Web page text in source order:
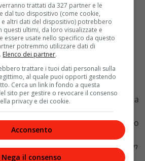
Meloni
Turetta proseguono senza sosta.
giovane è stata localizzata in
12 novembre. I sistemi di
immortalato l’auto di Turetta a
ma anche inCarinzia. Non ci
il momento, elementi che provino
Ho seguito con apprensione gli
e, fino alla fine, ho sperato in un
scritto su Facebook la premier
trattati da 327 partner e le
dal tuo dispositivo (come cookie,
altri dati del dispositivo) potrebbero
questi ultimi, da loro visualizzate e
essere usate nello specifico da questo
potremmo utilizzare dati di
Elenco dei partner.
trattare i tuoi dati personali sulla
al quale puoi opporti gestendo
Cerca un link in fondo a questa
sito per gestire o revocare il consenso
privacy e dei cookie.
Acconsento
Nega il consenso